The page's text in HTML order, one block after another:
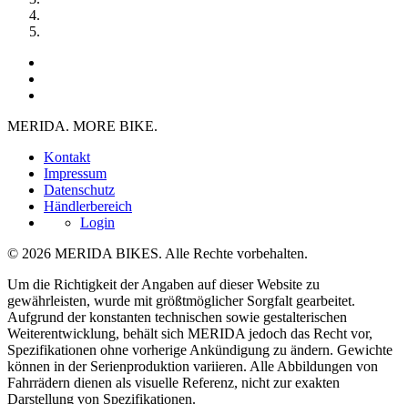
MERIDA. MORE BIKE.
Kontakt
Impressum
Datenschutz
Händlerbereich
Login
© 2026 MERIDA BIKES. Alle Rechte vorbehalten.
Um die Richtigkeit der Angaben auf dieser Website zu
gewährleisten, wurde mit größtmöglicher Sorgfalt gearbeitet.
Aufgrund der konstanten technischen sowie gestalterischen
Weiterentwicklung, behält sich MERIDA jedoch das Recht vor,
Spezifikationen ohne vorherige Ankündigung zu ändern. Gewichte
können in der Serienproduktion variieren. Alle Abbildungen von
Fahrrädern dienen als visuelle Referenz, nicht zur exakten
Darstellung von Spezifikationen.